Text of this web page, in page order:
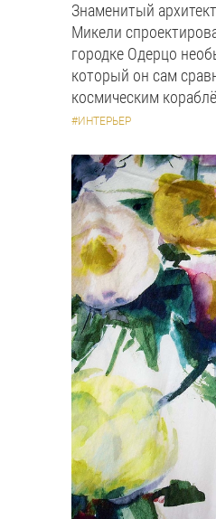
Знаменитый
Микели
городке Одерцо
который он сам
космическим
#ИНТЕРЬЕР